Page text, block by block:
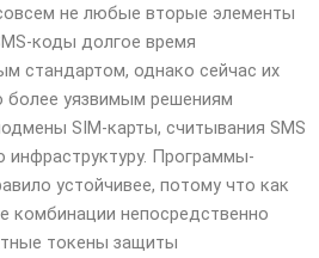
не любые вторые элементы
коды долгое время
стандартом, однако сейчас их
более уязвимым решениям
SIM-карты, считывания SMS
инфраструктуру. Программы-
устойчивее, потому что как
комбинации непосредственно
токены защиты